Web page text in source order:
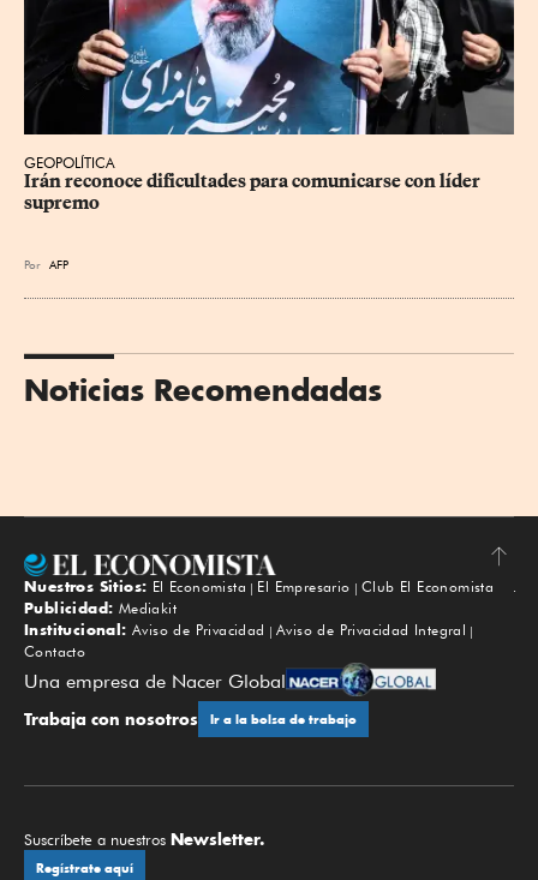
GEOPOLÍTICA
Irán reconoce dificultades para comunicarse con líder
supremo
Por AFP
Noticias Recomendadas
Subir
Nuestros Sitios: El Economista El Empresario
Club El Economista
Publicidad: Mediakit
Institucional: Aviso de Privacidad
Aviso de Privacidad Integral
Contacto
Una empresa de Nacer Global
Trabaja con nosotros Ir a la bolsa de trabajo
Suscríbete a nuestros Newsletter.
Regístrate aquí